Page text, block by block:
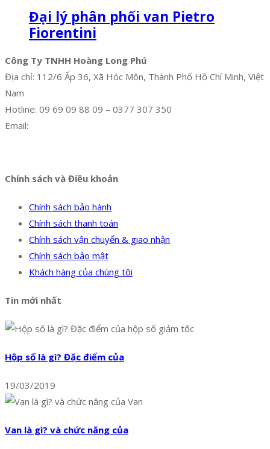
Đại lý phân phối van Pietro
Fiorentini
Công Ty TNHH Hoàng Long Phú
Địa chỉ: 112/6 Ấp 36, Xã Hóc Môn, Thành Phố Hồ Chí Minh, Việt
Nam
Hotline: 09 69 09 88 09 – 0377 307 350
Email:
Chính sách và Điều khoản
Chính sách bảo hành
Chính sách thanh toán
Chính sách vận chuyển & giao nhận
Chính sách bảo mật
Khách hàng của chúng tôi
Tin mới nhất
Hộp số là gì? Đặc điểm của
19/03/2019
Van là gì? và chức năng của